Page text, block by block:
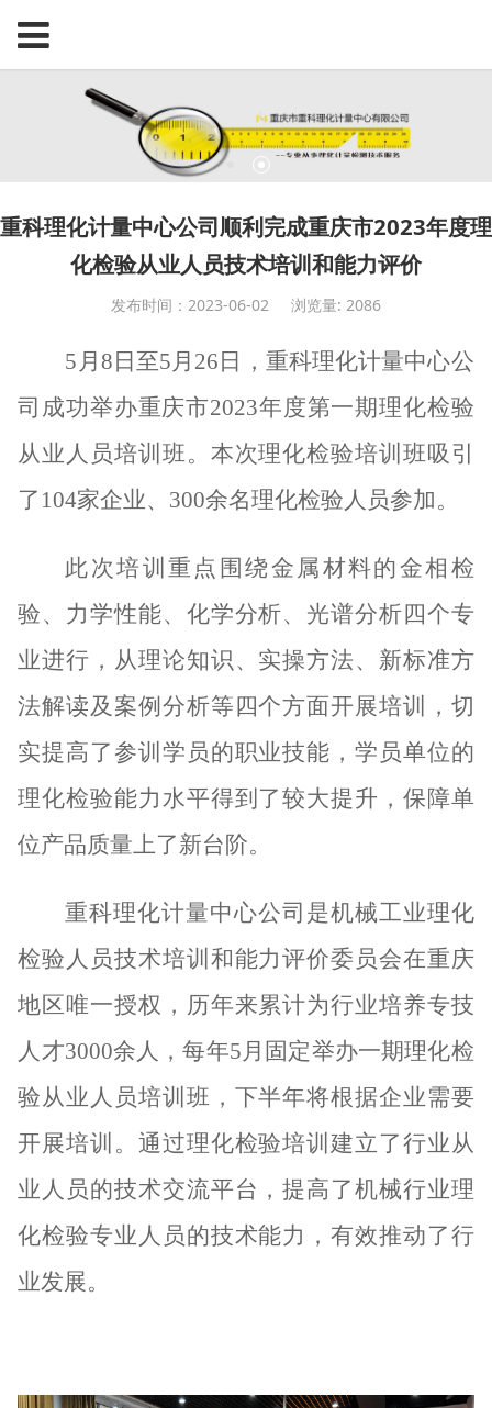
重科理化计量中心公司顺利完成重庆市2023年度理
化检验从业人员技术培训和能力评价
发布时间：2023-06-02 浏览量: 2086
5月8日至5月26日， 重科理化计量中心公
司成功举办重庆市2023年度第一期理化检验
从业人员培训班。 本次理化检验培训班吸引
了 104家企业、 300余名理化检验人员参加。
此次培训重点围绕金属材料的金相检
验、力学性能、化学分析、光谱分析四个专
业进行，从理论知识、实操方法、新标准方
法解读及案例分析等四个方面开展培训，切
实提高了参训学员的职业技能 ，学员单位的
理化检验能力水平得到了较大提升，保障单
位产品质量上了新台阶。
重科理化计量中心公司是机械工业理化
检验人员技术培训和能力评价委员会在重庆
地区唯一授权，历年来累计为行业培养专技
人才3000余人，每年5月固定举办一期理化检
验从业人员培训班，下半年将根据企业需要
开展培训。 通过理化检验培训建立了行业从
业人员的技术交流平台，提高了机械行业理
化检验专业人员的技术能力，有效推动了行
业发展。